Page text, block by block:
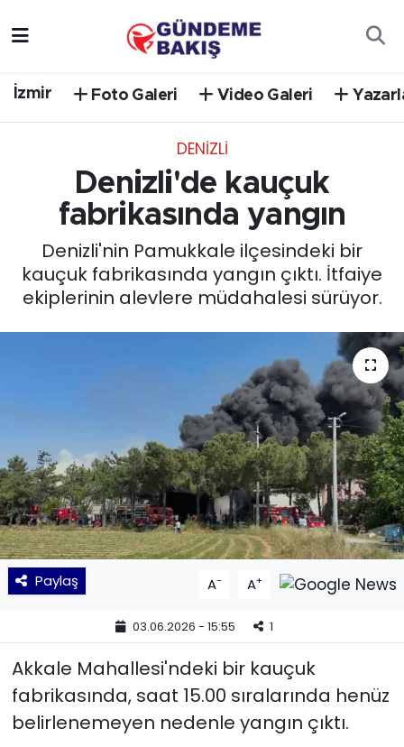
İzmir Foto Galeri Video Galeri
DENIZLI
Denizli'de kauçuk
fabrikasında yangın
Denizli'nin Pamukkale ilçesindeki bir
kauçuk fabrikasında yangın çıktı. İtfaiye
ekiplerinin alevlere müdahalesi sürüyor.
Paylaş A- A+
03.06.2026 - 15:55 1
Akkale Mahallesi'ndeki bir kauçuk
fabrikasında, saat 15.00 sıralarında henüz
belirlenemeyen nedenle yangın çıktı.
EGE
EĞİTİM
EKONOMİ
KÜLTÜR SANAT
MAGAZİN
POLİTİKA
SAĞLIK
SPOR
TEKNOLOJİ
Süper Lig Puan Durumu ve Fikstür
Tüm Manşetler
Son Dakika Haberleri